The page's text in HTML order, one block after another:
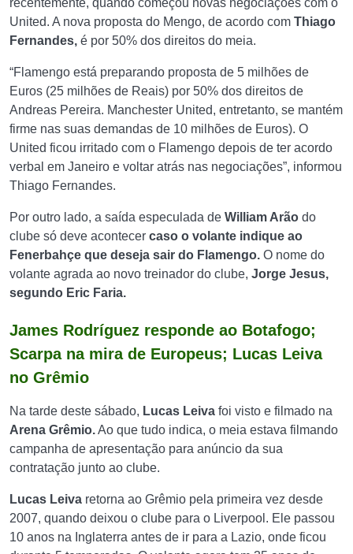
recentemente, quando começou novas negociações com o
United. A nova proposta do Mengo, de acordo com Thiago
Fernandes, é por 50% dos direitos do meia.
“Flamengo está preparando proposta de 5 milhões de
Euros (25 milhões de Reais) por 50% dos direitos de
Andreas Pereira. Manchester United, entretanto, se mantém
firme nas suas demandas de 10 milhões de Euros). O
United ficou irritado com o Flamengo depois de ter acordo
verbal em Janeiro e voltar atrás nas negociações”, informou
Thiago Fernandes.
Por outro lado, a saída especulada de William Arão do
clube só deve acontecer caso o volante indique ao
Fenerbahçe que deseja sair do Flamengo. O nome do
volante agrada ao novo treinador do clube, Jorge Jesus,
segundo Eric Faria.
James Rodríguez responde ao Botafogo;
Scarpa na mira de Europeus; Lucas Leiva
no Grêmio
Na tarde deste sábado, Lucas Leiva foi visto e filmado na
Arena Grêmio.Ao que tudo indica, o meia estava filmando
campanha de apresentação para anúncio da sua
contratação junto ao clube.
Lucas Leiva retorna ao Grêmio pela primeira vez desde
2007, quando deixou o clube para o Liverpool. Ele passou
10 anos na Inglaterra antes de ir para a Lazio, onde ficou